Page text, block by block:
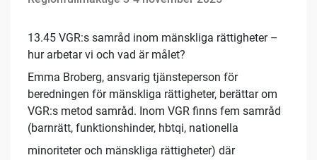
13.45 VGR:s samråd inom mänskliga rättigheter –
hur arbetar vi och vad är målet?
Emma Broberg, ansvarig tjänsteperson för
beredningen för mänskliga rättigheter, berättar om
VGR:s metod samråd. Inom VGR finns fem samråd
(barnrätt, funktionshinder, hbtqi, nationella
minoriteter och mänskliga rättigheter) där